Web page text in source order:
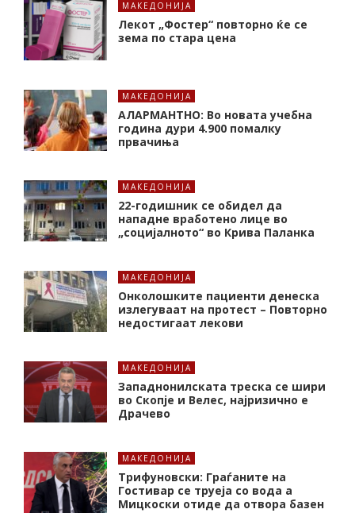
МАКЕДОНИЈА
Лекот „Фостер“ повторно ќе се
зема по стара цена
МАКЕДОНИЈА
АЛАРМАНТНО: Во новата учебна
година дури 4.900 помалку
првачиња
МАКЕДОНИЈА
22-годишник се обидел да
нападне вработено лице во
„социјалното“ во Крива Паланка
МАКЕДОНИЈА
Онколошките пациенти денеска
излегуваат на протест – Повторно
недостигаат лекови
МАКЕДОНИЈА
Западнонилската треска се шири
во Скопје и Велес, најризично е
Драчево
МАКЕДОНИЈА
Трифуновски: Граѓаните на
Гостивар се труеја со вода а
Мицкоски отиде да отвора базен